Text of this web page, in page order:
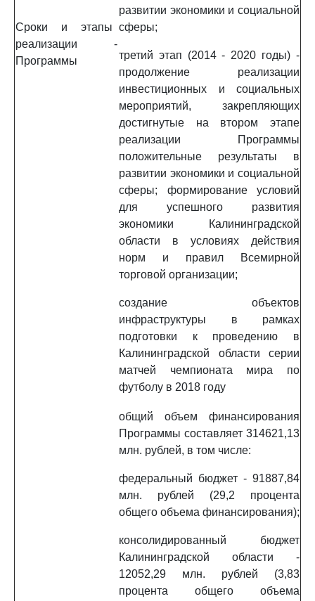
Сроки и этапы
реализации
Программы
-
развитии экономики и социальной
сферы;
третий этап (2014 - 2020 годы) -
продолжение реализации
инвестиционных и социальных
мероприятий, закрепляющих
достигнутые на втором этапе
реализации Программы
положительные результаты в
развитии экономики и социальной
сферы; формирование условий
для успешного развития
экономики Калининградской
области в условиях действия
норм и правил Всемирной
торговой организации;
создание объектов
инфраструктуры в рамках
подготовки к проведению в
Калининградской области серии
матчей чемпионата мира по
футболу в 2018 году
общий объем финансирования
Программы составляет 314621,13
млн. рублей, в том числе:
федеральный бюджет - 91887,84
млн. рублей (29,2 процента
общего объема финансирования);
консолидированный бюджет
Калининградской области -
12052,29 млн. рублей (3,83
процента общего объема